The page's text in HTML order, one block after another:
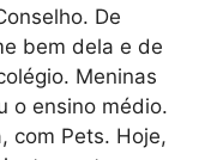
De
bem dela e de
Meninas
o ensino médio.
com Pets. Hoje,